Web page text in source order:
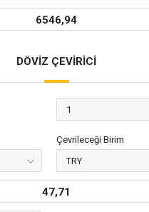
6546,94
DÖVİZ ÇEVİRİCİ
Çevrileceği Birim
47,71